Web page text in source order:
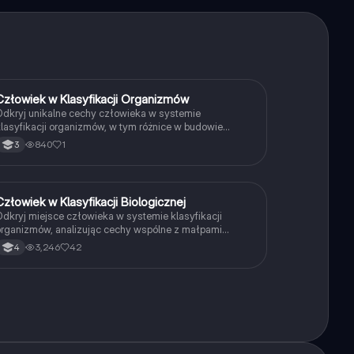
Biologia w Klasyfikacji Organizmów
unikalne cechy człowieka w systemie
organizmów, w tym różnice w budowie
anatomicznej, genetyce oraz zachowaniu w porównaniu
do innych naczelnych. Zawiera szczegółowe informacje
3 840 1
Biologia w Klasyfikacji Biologicznej
miejsce człowieka w systemie klasyfikacji
analizując cechy wspólne z małpami
człekokształtnymi, takie jak budowa anatomiczna,
genetyka i zachowania. Zrozum ewolucję człowieka,
4 3,246 42